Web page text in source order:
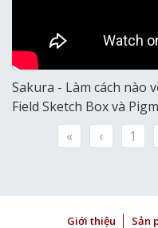
Sakura - Làm cách nào
Field Sketch Box và
«
‹ 1
Giới thiệu Sản